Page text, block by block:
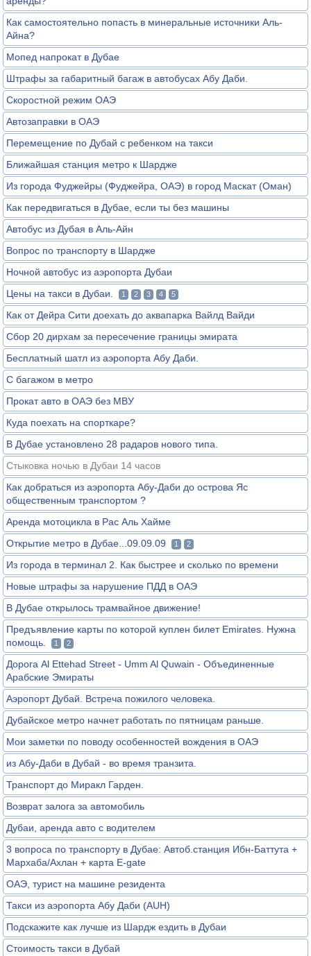
Как самостоятельно попасть в минеральные источники Аль-
Айна?
Мопед напрокат в Дубае
Штрафы за габаритный багаж в автобусах Абу Даби.
Скоростной режим ОАЭ
Автозаправки в ОАЭ
Перемещение по Дубай с ребенком на такси
Ближайшая станция метро к Шардже
Из города Фуджейры (Фуджейра, ОАЭ) в город Маскат (Оман)
Как передвигаться в Дубае, если ты без машины
Автобус из Дубая в Аль-Айн
Вопрос по транспорту в Шардже
Ночной автобус из аэропорта Дубаи
Цены на такси в Дубаи.
1 2 3 4 5
Как от Дейра Сити доехать до аквапарка Вайлд Вайди
Сбор 20 дирхам за пересечение границы эмирата
Бесплатный шатл из аэропорта Абу Даби.
С багажом в метро
Прокат авто в ОАЭ без МВУ
Куда поехать на спорткаре?
В Дубае установлено 28 радаров нового типа.
Стыковка ночью в Дубаи 14 часов
Как добраться из аэропорта Абу-Даби до острова Яс
общественным транспортом ?
Аренда мотоцикла в Рас Аль Хайме
Открытие метро в Дубае...09.09.09
1 2
Из города в терминал 2. Как быстрее и сколько по времени
Новые штрафы за нарушение ПДД в ОАЭ
В Дубае открылось трамвайное движение!
Предъявление карты по которой куплен билет Emirates. Нужна
помощь.
1 2
Дорога Al Ettehad Street - Umm Al Quwain - Объединенные
Арабские Эмираты
Аэропорт Дубай. Встреча пожилого человека.
Дубайское метро начнет работать по пятницам раньше.
Мои заметки по поводу особенностей вождения в ОАЭ
из Абу-Даби в Дубай - во время транзита.
Транспорт до Миракл Гарден.
Возврат залога за автомобиль
Дубаи, аренда авто с водителем
3 вопроса по транспорту в Дубае: Автоб.станция Ибн-Баттута +
Мархаба/Ахлан + карта E-gate
ОАЭ, турист на машине резидента
Такси из аэропорта Абу Даби (AUH)
Подскажите как лучше из Шардж ездить в Дубаи
Стоимость такси в Дубай